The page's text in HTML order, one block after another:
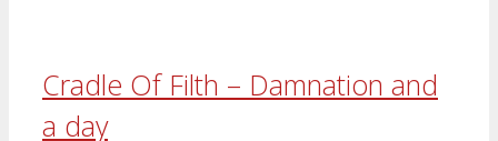
Cradle Of Filth – Damnation and
a day